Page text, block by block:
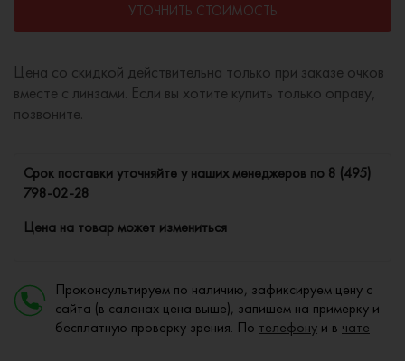
УТОЧНИТЬ СТОИМОСТЬ
Цена со скидкой действительна только при заказе очков
вместе с линзами. Если вы хотите купить только оправу,
позвоните.
Cрок поставки уточняйте у наших менеджеров по 8 (495)
798-02-28
Цена на товар может измениться
Проконсультируем по наличию, зафиксируем цену с
сайта (в салонах цена выше), запишем на примерку и
бесплатную проверку зрения. По телефону и в чате